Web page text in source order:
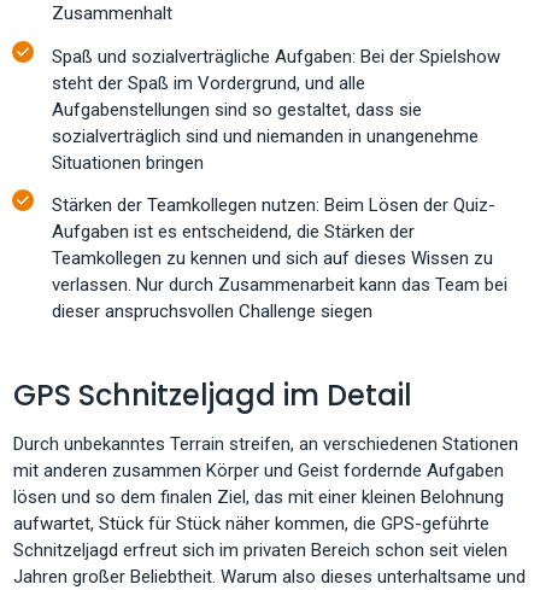
Zusammenhalt
Spaß und sozialverträgliche Aufgaben: Bei der Spielshow
steht der Spaß im Vordergrund, und alle
Aufgabenstellungen sind so gestaltet, dass sie
sozialverträglich sind und niemanden in unangenehme
Situationen bringen
Stärken der Teamkollegen nutzen: Beim Lösen der Quiz-
Aufgaben ist es entscheidend, die Stärken der
Teamkollegen zu kennen und sich auf dieses Wissen zu
verlassen. Nur durch Zusammenarbeit kann das Team bei
dieser anspruchsvollen Challenge siegen
GPS Schnitzeljagd im Detail
Durch unbekanntes Terrain streifen, an verschiedenen Stationen
mit anderen zusammen Körper und Geist fordernde Aufgaben
lösen und so dem finalen Ziel, das mit einer kleinen Belohnung
aufwartet, Stück für Stück näher kommen, die GPS-geführte
Schnitzeljagd erfreut sich im privaten Bereich schon seit vielen
Jahren großer Beliebtheit. Warum also dieses unterhaltsame und